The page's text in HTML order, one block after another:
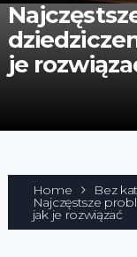
je
Home Bez
Najczęstsze
jak je rozwiązać